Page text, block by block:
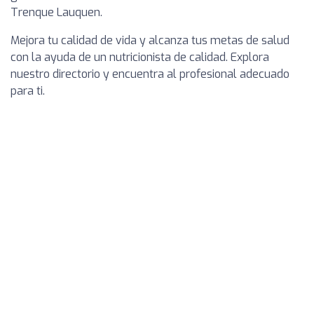
Trenque Lauquen.
Mejora tu calidad de vida y alcanza tus metas de salud
con la ayuda de un nutricionista de calidad. Explora
nuestro directorio y encuentra al profesional adecuado
para ti.